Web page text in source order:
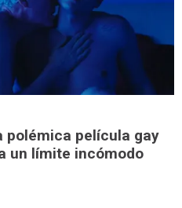
polémica película gay
un límite incómodo